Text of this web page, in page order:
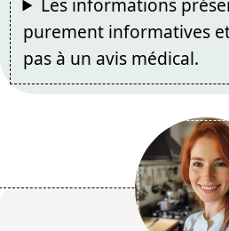
purement informatives
pas à un avis médical.